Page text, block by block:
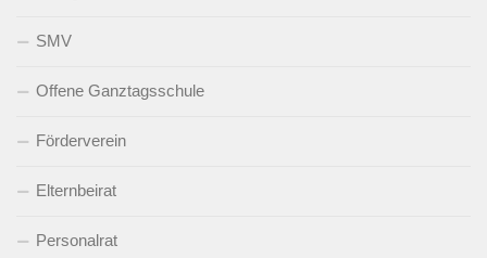
SMV
Offene Ganztagsschule
Förderverein
Elternbeirat
Personalrat